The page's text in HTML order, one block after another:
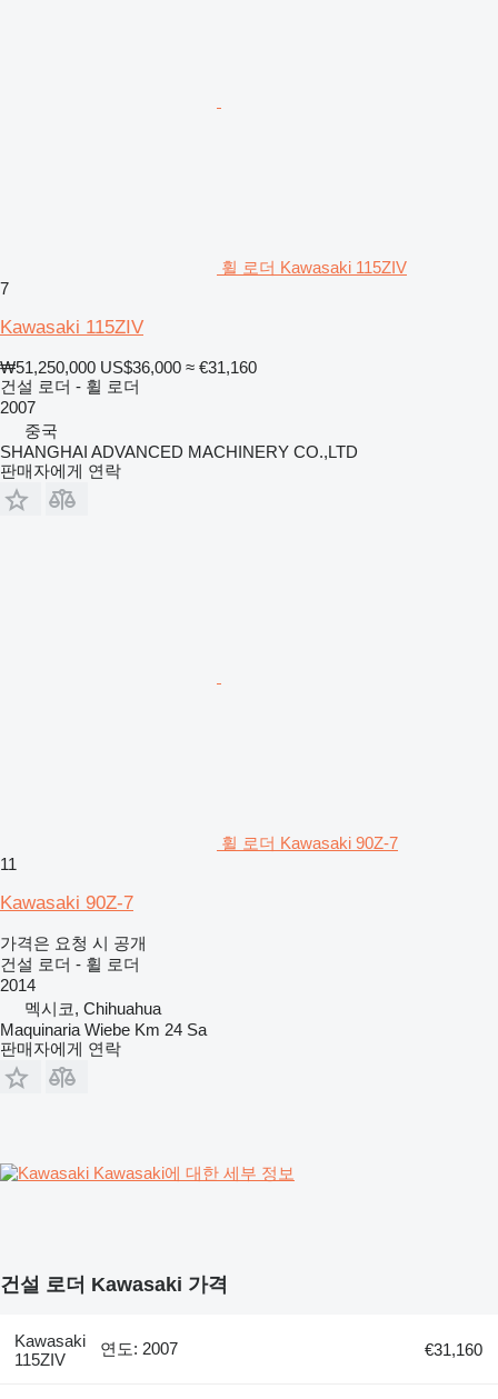
휠 로더 Kawasaki 115ZIV
7
Kawasaki 115ZIV
₩51,250,000 US$36,000 ≈ €31,160
건설 로더 - 휠 로더
2007
중국
SHANGHAI ADVANCED MACHINERY CO.,LTD
판매자에게 연락
휠 로더 Kawasaki 90Z-7
11
Kawasaki 90Z-7
가격은 요청 시 공개
건설 로더 - 휠 로더
2014
멕시코, Chihuahua
Maquinaria Wiebe Km 24 Sa
판매자에게 연락
Kawasaki에 대한 세부 정보
건설 로더 Kawasaki 가격
Kawasaki
115ZIV
연도: 2007 €31,160